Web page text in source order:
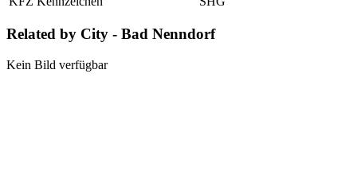
Related by City - Bad Nenndorf
Kein Bild verfügbar